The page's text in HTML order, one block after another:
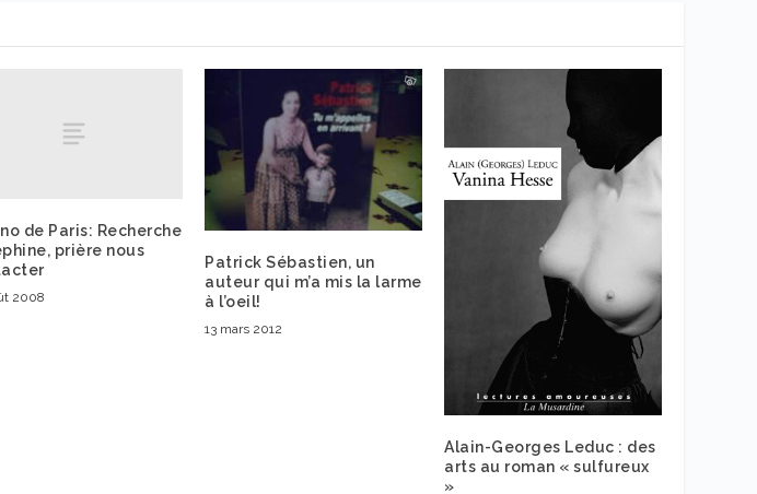
de Paris: Recherche
prière nous
2008
Patrick Sébastien, un
auteur qui m’a mis la larme
à l’oeil!
13 mars 2012
Alain-Georges Leduc : des
arts au roman « sulfureux
»